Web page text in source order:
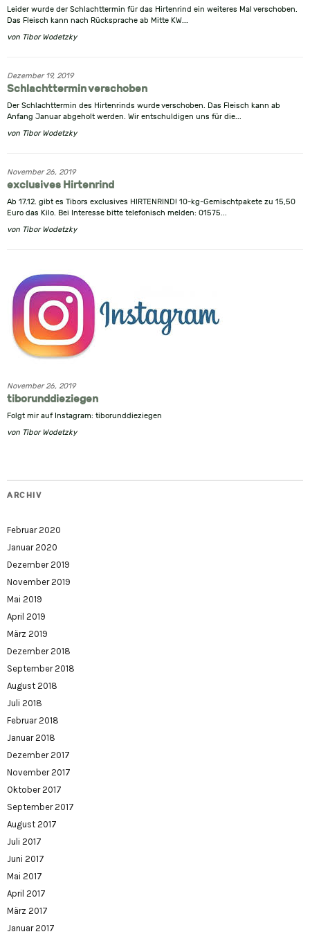
Leider wurde der Schlachttermin für das Hirtenrind ein weiteres Mal verschoben.
Das Fleisch kann nach Rücksprache ab Mitte KW...
von Tibor Wodetzky
Dezember 19, 2019
Schlachttermin verschoben
Der Schlachttermin des Hirtenrinds wurde verschoben. Das Fleisch kann ab
Anfang Januar abgeholt werden. Wir entschuldigen uns für die...
von Tibor Wodetzky
November 26, 2019
exclusives Hirtenrind
Ab 17.12. gibt es Tibors exclusives HIRTENRIND! 10-kg-Gemischtpakete zu 15,50
Euro das Kilo. Bei Interesse bitte telefonisch melden: 01575...
von Tibor Wodetzky
November 26, 2019
tiborunddieziegen
Folgt mir auf Instagram: tiborunddieziegen
von Tibor Wodetzky
ARCHIV
Februar 2020
Januar 2020
Dezember 2019
November 2019
Mai 2019
April 2019
März 2019
Dezember 2018
September 2018
August 2018
Juli 2018
Februar 2018
Januar 2018
Dezember 2017
November 2017
Oktober 2017
September 2017
August 2017
Juli 2017
Juni 2017
Mai 2017
April 2017
März 2017
Januar 2017